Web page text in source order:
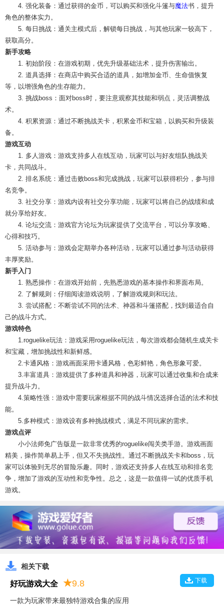
4. 强化装备：通过获得的金币，可以购买和强化斗篷与魔法书，提升
角色的整体实力。
5. 每日挑战：通关主模式后，解锁每日挑战，与其他玩家一较高下，
获取高分。
新手攻略
1. 初始阶段：在游戏初期，优先升级基础法术，提升伤害输出。
2. 道具选择：在商店中购买合适的道具，如增加金币、生命值恢复
等，以增强角色的生存能力。
3. 挑战boss：面对boss时，要注意观察其技能和弱点，灵活调整战
术。
4. 积累资源：通过不断挑战关卡，积累金币和宝箱，以购买和升级装
备。
游戏互动
1. 多人游戏：游戏支持多人在线互动，玩家可以与好友组队挑战关
卡，共同战斗。
2. 排名系统：通过击败boss和完成挑战，玩家可以获得积分，参与排
名竞争。
3. 社交分享：游戏内设有社交分享功能，玩家可以将自己的战绩和成
就分享给好友。
4. 论坛交流：游戏官方论坛为玩家提供了交流平台，可以分享攻略、
心得和技巧。
5. 活动参与：游戏会定期举办各种活动，玩家可以通过参与活动获得
丰厚奖励。
新手入门
1. 熟悉操作：在游戏开始前，先熟悉游戏的基本操作和界面布局。
2. 了解规则：仔细阅读游戏说明，了解游戏规则和玩法。
3. 尝试搭配：不断尝试不同的法术、神器和斗篷搭配，找到最适合自
己的战斗方式。
游戏特色
1.roguelike玩法：游戏采用roguelike玩法，每次游戏都会随机生成关卡
和宝藏，增加挑战性和新鲜感。
2.卡通风格：游戏画面采用卡通风格，色彩鲜艳，角色形象可爱。
3.丰富道具：游戏提供了多种道具和神器，玩家可以通过收集和合成来
提升战斗力。
4.策略性强：游戏中需要玩家根据不同的战斗情况选择合适的法术和技
能。
5.多种模式：游戏设有多种挑战模式，满足不同玩家的需求。
游戏点评
小小法师免广告版是一款非常优秀的roguelike闯关类手游。游戏画面
精美，操作简单易上手，但又不失挑战性。通过不断挑战关卡和boss，玩
家可以体验到无尽的冒险乐趣。同时，游戏还支持多人在线互动和排名竞
争，增加了游戏的互动性和竞争性。总之，这是一款值得一试的优质手机
游戏。
相关下载
下载
好玩游戏大全 ★9.8
一款为玩家带来最独特游戏合集的应用